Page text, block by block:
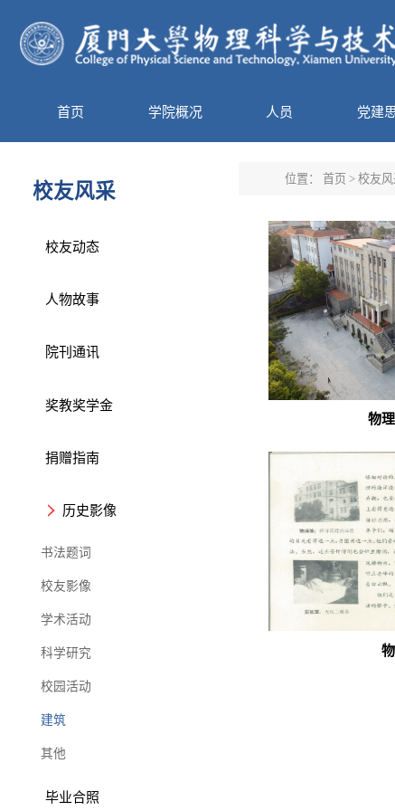
首页 学院概况 人员 党建
校友风采
校友动态
人物故事
院刊通讯
奖教奖学金
捐赠指南
历史影像
书法题词
校友影像
学术活动
科学研究
校园活动
建筑
其他
毕业合照
位置： 首页 > 校友
物